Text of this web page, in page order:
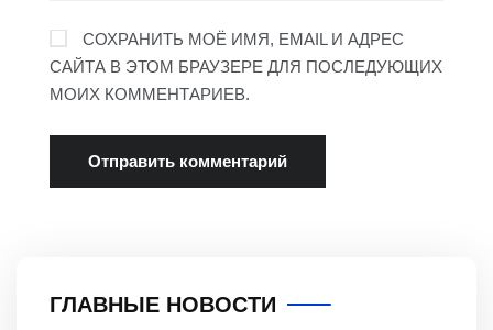
СОХРАНИТЬ МОЁ ИМЯ, EMAIL И АДРЕС
САЙТА В ЭТОМ БРАУЗЕРЕ ДЛЯ ПОСЛЕДУЮЩИХ
МОИХ КОММЕНТАРИЕВ.
ГЛАВНЫЕ НОВОСТИ